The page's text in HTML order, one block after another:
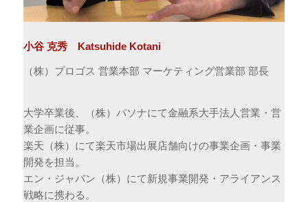
小谷 克秀 Katsuhide Kotani
（株）プロゴス 営業本部 マーケティング営業部 部長
大学卒業後、（株）パソナにて金融系大手法人営業・営
業企画に従事。
楽天（株）にて楽天市場出展店舗向けの事業企画・事業
開発を担当。
エン・ジャパン（株）にて新規事業開発・アライアンス
戦略に携わる。